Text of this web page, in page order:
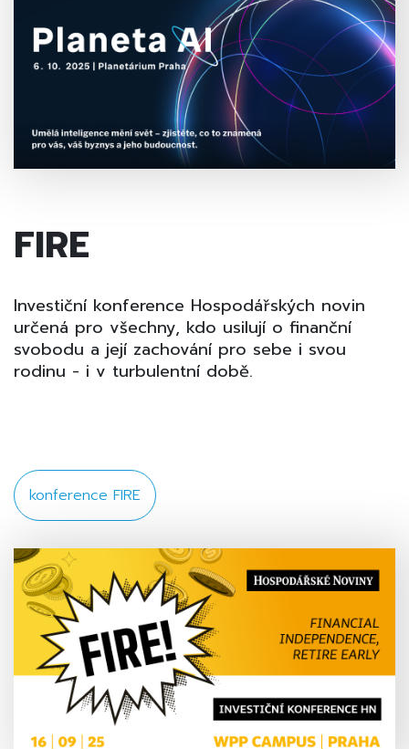
FIRE
Investiční konference Hospodářských novin
určená pro všechny, kdo usilují o finanční
svobodu a její zachování pro sebe i svou
rodinu - i v turbulentní době.
konference FIRE